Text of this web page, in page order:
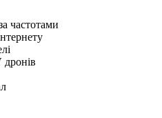
частотами
дронів